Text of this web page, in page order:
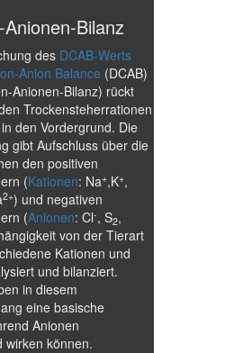
Bilanz
des DCAB-Werts
Anion Balance (DCAB)
Anionen-Bilanz) rückt
Trockensteherrationen
den Vordergrund. Die
gibt Aufschluss über die
den positiven
(Kationen: Na+,K+,
2+) und negativen
(Anionen: Cl-, S2,
von der Tierart
Kationen und
und bilanziert.
in diesem
eine basische
Anionen
wirken können.